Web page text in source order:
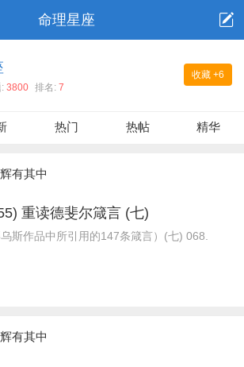
命理星座
收藏 +6
3800 排名: 7
热门 热帖 精华
有其中
重读德斐尔箴言 (七)
斯作品中所引用的147条箴言）(七) 068.
有其中